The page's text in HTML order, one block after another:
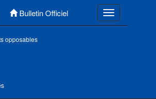
Bulletin Officiel Toggle
opposables